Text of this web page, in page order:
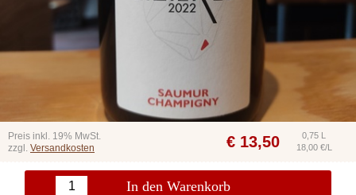
Preis inkl. 19% MwSt.
zzgl. Versandkosten € 13,50
0,75 L
18,00 €/L
In den Warenkorb